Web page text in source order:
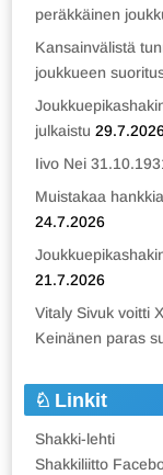
peräkkäinen
Kansainvälistä
joukkueen
julkaistu
Iivo Nei
Muistakaa
24.7.2026
21.7.2026
Vitaly Sivuk voitti
Keinänen paras
Linkit
Shakki-lehti
Shakkiliitto